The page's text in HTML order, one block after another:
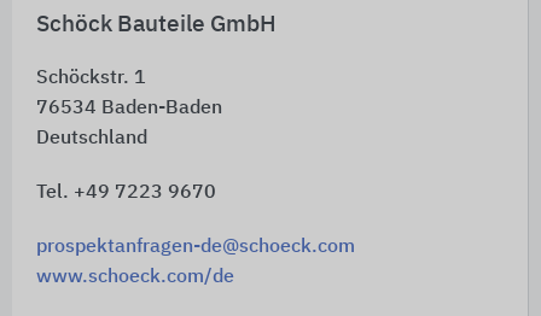
Schöck Bauteile GmbH
Schöckstr. 1
76534 Baden-Baden
Deutschland
Tel. +49 7223 9670
prospektanfragen-de@schoeck.com
www.schoeck.com/de